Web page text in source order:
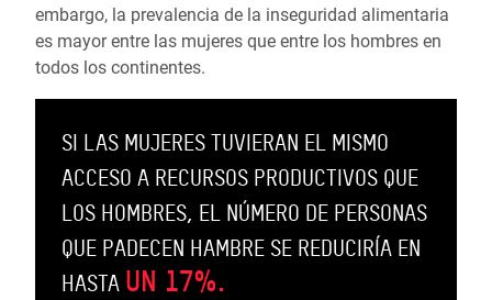
embargo, la prevalencia de la inseguridad alimentaria
es mayor entre las mujeres que entre los hombres en
todos los continentes.
SI LAS MUJERES TUVIERAN EL MISMO
ACCESO A RECURSOS PRODUCTIVOS QUE
LOS HOMBRES, EL NÚMERO DE PERSONAS
QUE PADECEN HAMBRE SE REDUCIRÍA EN
HASTA UN 17%.